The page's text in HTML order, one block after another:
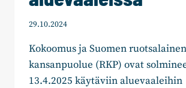
29.10.2024
Kokoomus ja Suomen ruotsalainen
kansanpuolue (RKP) ovat
13.4.2025 käytäviin aluevaaleihin